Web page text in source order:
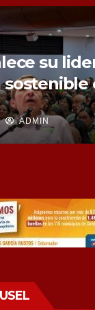
la
con
predios
ADMIN